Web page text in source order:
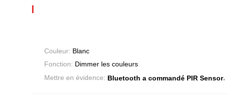
Couleur: Blanc
Fonction: Dimmer les couleurs
Mettre en évidence: Bluetooth a commandé PIR Sensor,